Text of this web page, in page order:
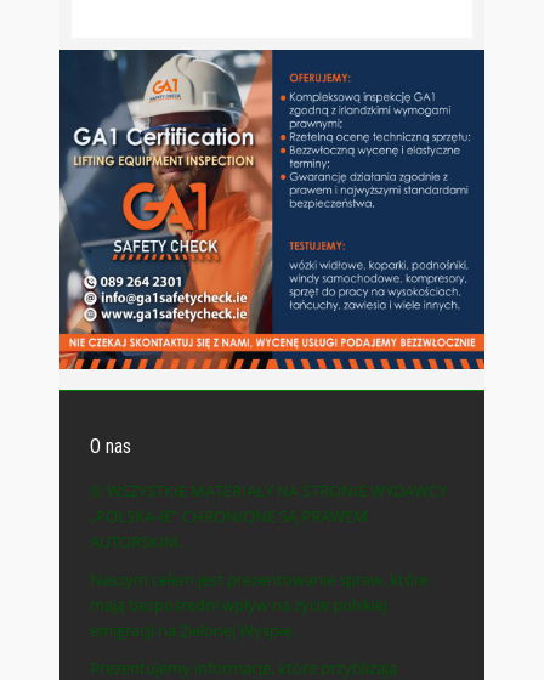
O nas
© WSZYSTKIE MATERIAŁY NA STRONIE WYDAWCY
„POLSKA-IE” CHRONIONE SĄ PRAWEM
AUTORSKIM.
Naszym celem jest prezentowanie spraw, które
mają bezpośredni wpływ na życie polskiej
emigracji na Zielonej Wyspie.
Prezentujemy informacje, które przybliżają